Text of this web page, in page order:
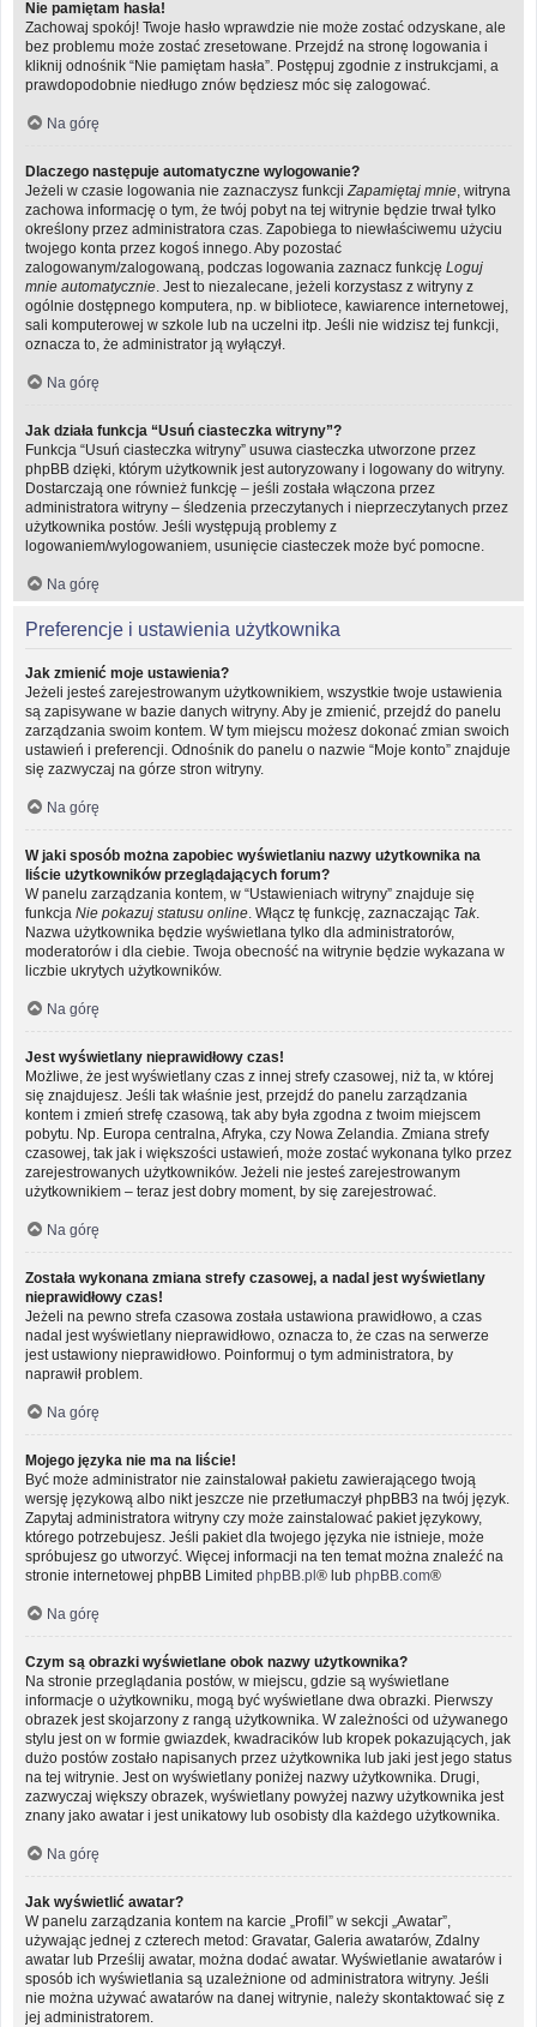
Nie pamiętam hasła!
Zachowaj spokój! Twoje hasło wprawdzie nie może zostać odzyskane, ale
bez problemu może zostać zresetowane. Przejdź na stronę logowania i
kliknij odnośnik “Nie pamiętam hasła”. Postępuj zgodnie z instrukcjami, a
prawdopodobnie niedługo znów będziesz móc się zalogować.
Na górę
Dlaczego następuje automatyczne wylogowanie?
Jeżeli w czasie logowania nie zaznaczysz funkcji Zapamiętaj mnie , witryna
zachowa informację o tym, że twój pobyt na tej witrynie będzie trwał tylko
określony przez administratora czas. Zapobiega to niewłaściwemu użyciu
twojego konta przez kogoś innego. Aby pozostać
zalogowanym/zalogowaną, podczas logowania zaznacz funkcję Loguj
mnie automatycznie . Jest to niezalecane, jeżeli korzystasz z witryny z
ogólnie dostępnego komputera, np. w bibliotece, kawiarence internetowej,
sali komputerowej w szkole lub na uczelni itp. Jeśli nie widzisz tej funkcji,
oznacza to, że administrator ją wyłączył.
Na górę
Jak działa funkcja “Usuń ciasteczka witryny”?
Funkcja “Usuń ciasteczka witryny” usuwa ciasteczka utworzone przez
phpBB dzięki, którym użytkownik jest autoryzowany i logowany do witryny.
Dostarczają one również funkcję – jeśli została włączona przez
administratora witryny – śledzenia przeczytanych i nieprzeczytanych przez
użytkownika postów. Jeśli występują problemy z
logowaniem/wylogowaniem, usunięcie ciasteczek może być pomocne.
Na górę
Preferencje i ustawienia użytkownika
Jak zmienić moje ustawienia?
Jeżeli jesteś zarejestrowanym użytkownikiem, wszystkie twoje ustawienia
są zapisywane w bazie danych witryny. Aby je zmienić, przejdź do panelu
zarządzania swoim kontem. W tym miejscu możesz dokonać zmian swoich
ustawień i preferencji. Odnośnik do panelu o nazwie “Moje konto” znajduje
się zazwyczaj na górze stron witryny.
Na górę
W jaki sposób można zapobiec wyświetlaniu nazwy użytkownika na
liście użytkowników przeglądających forum?
W panelu zarządzania kontem, w “Ustawieniach witryny” znajduje się
funkcja Nie pokazuj statusu online . Włącz tę funkcję, zaznaczając Tak.
Nazwa użytkownika będzie wyświetlana tylko dla administratorów,
moderatorów i dla ciebie. Twoja obecność na witrynie będzie wykazana w
liczbie ukrytych użytkowników.
Na górę
Jest wyświetlany nieprawidłowy czas!
Możliwe, że jest wyświetlany czas z innej strefy czasowej, niż ta, w której
się znajdujesz. Jeśli tak właśnie jest, przejdź do panelu zarządzania
kontem i zmień strefę czasową, tak aby była zgodna z twoim miejscem
pobytu. Np. Europa centralna, Afryka, czy Nowa Zelandia. Zmiana strefy
czasowej, tak jak i większości ustawień, może zostać wykonana tylko przez
zarejestrowanych użytkowników. Jeżeli nie jesteś zarejestrowanym
użytkownikiem – teraz jest dobry moment, by się zarejestrować.
Na górę
Została wykonana zmiana strefy czasowej, a nadal jest wyświetlany
nieprawidłowy czas!
Jeżeli na pewno strefa czasowa została ustawiona prawidłowo, a czas
nadal jest wyświetlany nieprawidłowo, oznacza to, że czas na serwerze
jest ustawiony nieprawidłowo. Poinformuj o tym administratora, by
naprawił problem.
Na górę
Mojego języka nie ma na liście!
Być może administrator nie zainstalował pakietu zawierającego twoją
wersję językową albo nikt jeszcze nie przetłumaczył phpBB3 na twój język.
Zapytaj administratora witryny czy może zainstalować pakiet językowy,
którego potrzebujesz. Jeśli pakiet dla twojego języka nie istnieje, może
spróbujesz go utworzyć. Więcej informacji na ten temat można znaleźć na
stronie internetowej phpBB Limited phpBB.pl® lub phpBB.com®
Na górę
Czym są obrazki wyświetlane obok nazwy użytkownika?
Na stronie przeglądania postów, w miejscu, gdzie są wyświetlane
informacje o użytkowniku, mogą być wyświetlane dwa obrazki. Pierwszy
obrazek jest skojarzony z rangą użytkownika. W zależności od używanego
stylu jest on w formie gwiazdek, kwadracików lub kropek pokazujących, jak
dużo postów zostało napisanych przez użytkownika lub jaki jest jego status
na tej witrynie. Jest on wyświetlany poniżej nazwy użytkownika. Drugi,
zazwyczaj większy obrazek, wyświetlany powyżej nazwy użytkownika jest
znany jako awatar i jest unikatowy lub osobisty dla każdego użytkownika.
Na górę
Jak wyświetlić awatar?
W panelu zarządzania kontem na karcie „Profil” w sekcji „Awatar”,
używając jednej z czterech metod: Gravatar, Galeria awatarów, Zdalny
awatar lub Prześlij awatar, można dodać awatar. Wyświetlanie awatarów i
sposób ich wyświetlania są uzależnione od administratora witryny. Jeśli
nie można używać awatarów na danej witrynie, należy skontaktować się z
jej administratorem.